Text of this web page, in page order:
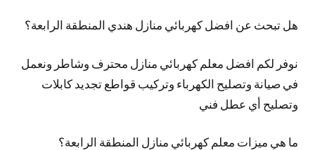
هل تبحث عن افضل كهربائي منازل هندي المنطقة الرابعة؟
نوفر لكم افضل معلم كهربائي منازل محترف وشاطر ونعمل
في صيانة وتصليح الكهرباء وتركيب قواطع تجديد كابلات
وتصليح أي عطل فني
ما هي ميزات معلم كهربائي منازل المنطقة الرابعة؟